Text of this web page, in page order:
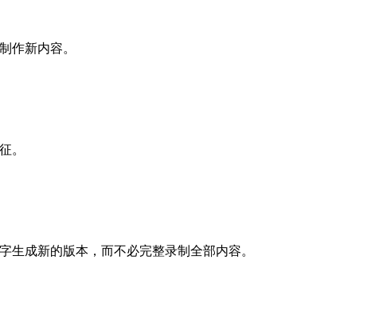
作新内容。
。
成新的版本，而不必完整录制全部内容。